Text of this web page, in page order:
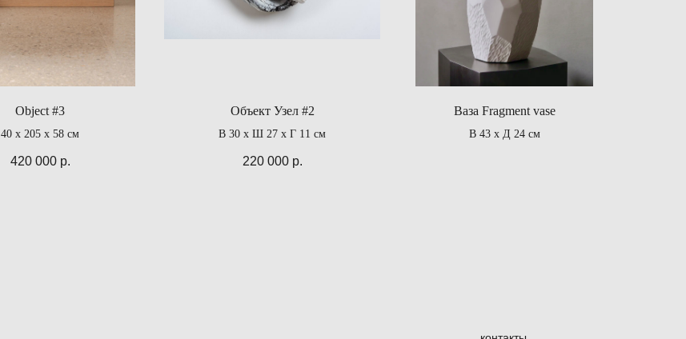
Object #3
40 х 205 х 58 см
420 000 р.
Объект Узел #2
В 30 х Ш 27 х Г 11 см
220 000 р.
Ваза Fragment vase
В 43 х Д 24 см